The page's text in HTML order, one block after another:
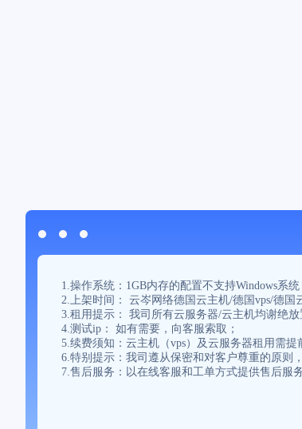
1.操作系统：1GB内存的配置不支持Windows系
2.上架时间： 云岑网络德国云主机/德国vps/德国
3.租用提示： 我司所有云服务器/云主机均谢绝放
4.测试ip： 如有需要，向客服索取；
5.续费须知：云主机（vps）及云服务器租用需
6.特别提示：我司遵从保密和对客户尊重的原则
7.售后服务：以在线客服和工单方式提供售后服